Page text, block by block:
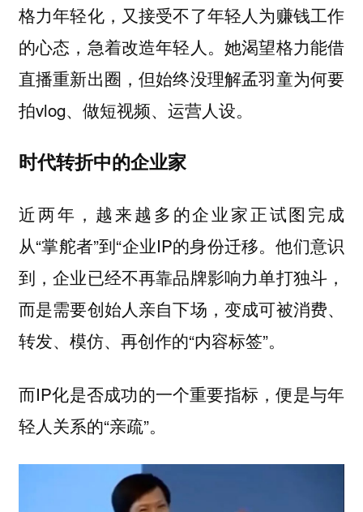
格力年轻化，又接受不了年轻人为赚钱工作
的心态，急着改造年轻人。她渴望格力能借
直播重新出圈，但始终没理解孟羽童为何要
拍vlog、做短视频、运营人设。
时代转折中的企业家
近两年，越来越多的企业家正试图完成
从“掌舵者”到“企业IP的身份迁移。他们意识
到，企业已经不再靠品牌影响力单打独斗，
而是需要创始人亲自下场，变成可被消费、
转发、模仿、再创作的“内容标签”。
而IP化是否成功的一个重要指标，便是与年
轻人关系的“亲疏”。